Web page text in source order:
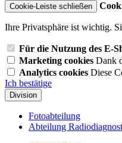
Cookie-Leiste schließen
Ihre Privatsphäre ist wichtig.
Für die Nutzung des E-
Marketing cookies Dank
Analytics cookies Diese
Ich bestätige
Division
Fotoabteilung
Abteilung